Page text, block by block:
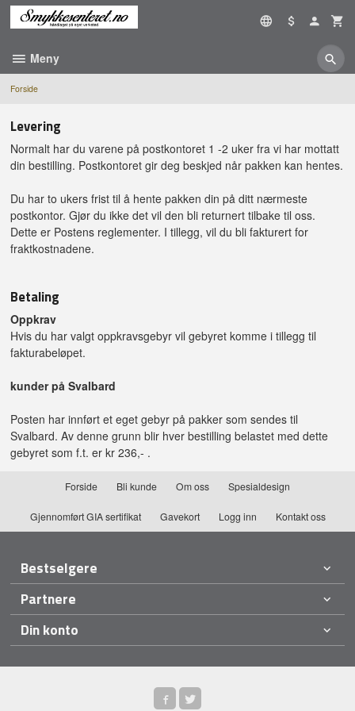
Gå
Meny
Forside
Levering
Normalt har du varene på postkontoret 1 -2 uker fra vi har mottatt
din bestilling. Postkontoret gir deg beskjed når pakken kan hentes.
Du har to ukers frist til å hente pakken din på ditt nærmeste
postkontor. Gjør du ikke det vil den bli returnert tilbake til oss.
Dette er Postens reglementer. I tillegg, vil du bli fakturert for
fraktkostnadene.
Betaling
Oppkrav
Hvis du har valgt oppkravsgebyr vil gebyret komme i tillegg til
fakturabeløpet.
kunder på Svalbard
Posten har innført et eget gebyr på pakker som sendes til
Svalbard. Av denne grunn blir hver bestilling belastet med dette
gebyret som f.t. er kr 236,- .
Forside Bli kunde Om oss Spesialdesign
Gjennomført GIA sertifikat Gavekort Logg inn Kontakt oss
Bestselgere
Partnere
Din konto